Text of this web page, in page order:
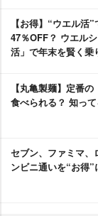
【お得】“ウエル活
47％OFF？ ウエル
活」で年末を賢く乗
【丸亀製麺】定番
食べられる？ 知っ
セブン、ファミマ
ンビニ通いを“お得